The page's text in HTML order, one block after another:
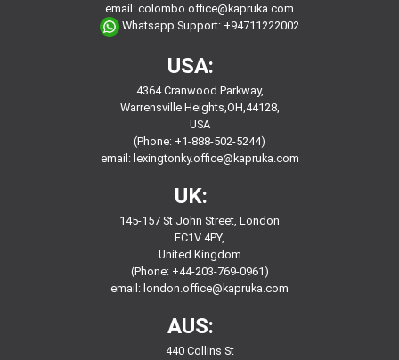
email: colombo.office@kapruka.com
Whatsapp Support: +94711222002
USA:
4364 Cranwood Parkway,
Warrensville Heights,OH,44128,
USA
(Phone: +1-888-502-5244)
email: lexingtonky.office@kapruka.com
UK:
145-157 St John Street, London
EC1V 4PY,
United Kingdom
(Phone: +44-203-769-0961)
email: london.office@kapruka.com
AUS:
440 Collins St